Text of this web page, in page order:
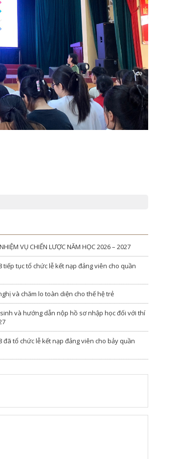
VỤ CHIẾN LƯỢC NĂM HỌC 2026 – 2027
tục tổ chức lễ kết nạp đảng viên cho quần
và chăm lo toàn diện cho thế hệ trẻ
và hướng dẫn nộp hồ sơ nhập học đối với thí
tổ chức lễ kết nạp đảng viên cho bảy quần